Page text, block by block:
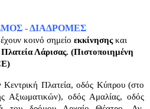
- ΔΙΑΔΡΟΜΕΣ
κοινό σημείο εκκίνησηςκαι
Λάρισας. (Πιστοποιημένη
)
Πλατεία, οδός Κύπρου (στο
Αξιωματικών), οδός Αμαλίας, οδός